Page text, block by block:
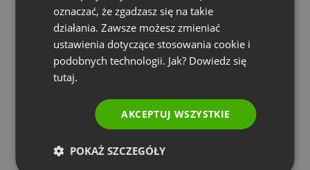
Dlaczego to webinar jest najefektywniejszy w
social sellingu?
To medium osobiste. Łukasz Kosuniak
przytacza tu ankiety, w których pyta
odbiorców webinarów, co jest ważne w
ankietowani odpowiadają wprost: “osoba
ITALIAN
oznaczać, że zgadzasz się na takie
działania. Zawsze możesz zmieniać
ustawienia dotyczące stosowania cookie i
podobnych technologii. Jak? Dowiedz się
tutaj.
AKCEPTUJ WSZYSTKIE
POKAŻ SZCZEGÓŁY